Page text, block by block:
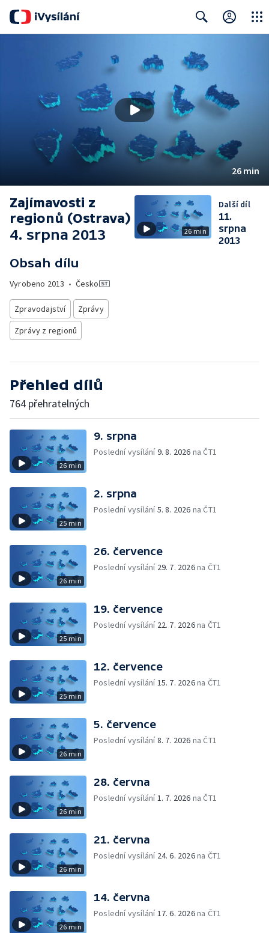
26 min
Zajímavosti z
regionů (Ostrava)
4. srpna 2013
Obsah dílu
Vyrobeno 2013 • Česko
Zpravodajství
Zprávy
Zprávy z regionů
26 min
Další díl
11.
srpna
2013
Přehled dílů
764 přehratelných
26 min
9. srpna
Poslední vysílání9. 8. 2026 na ČT1
25 min
2. srpna
Poslední vysílání5. 8. 2026 na ČT1
26 min
26. července
Poslední vysílání 29. 7. 2026na ČT1
25 min
19. července
Poslední vysílání 22. 7. 2026na ČT1
25 min
12. července
Poslední vysílání15. 7. 2026na ČT1
26 min
5. července
Poslední vysílání8. 7. 2026 na ČT1
26 min
28. června
Poslední vysílání1. 7. 2026 na ČT1
26 min
21. června
Poslední vysílání 24. 6. 2026na ČT1
26 min
14. června
Poslední vysílání17. 6. 2026na ČT1